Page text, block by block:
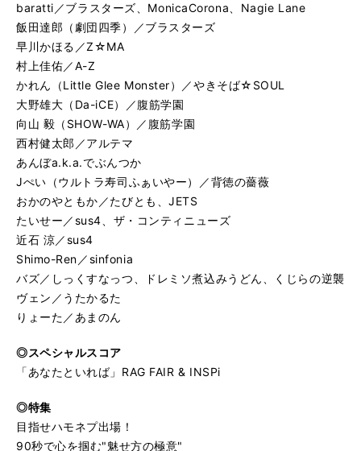
baratti／ブラスターズ、MonicaCorona、Nagie Lane
飯田達郎（劇団四季）／ブラスターズ
早川かほる／Z☆MA
村上佳佑／A-Z
かれん（Little Glee Monster）／やきそば☆SOUL
大野雄大（Da-iCE）／腹筋学園
向山 毅（SHOW-WA）／腹筋学園
西村健太郎／アルテマ
あんぼa.k.a.でぶんつか
Jぺい（ウルトラ寿司ふぁいやー）／背徳の薔薇
おかのやともか／たびとも、JETS
たいせー／sus4、ザ・コンティニューズ
近石 涼／sus4
Shimo-Ren／sinfonia
バズ／しっくすなっつ、ドレミソ煮込みうどん、くじらの逆襲
ヴェン／うたかるた
りょーた／あまのん
◎スペシャルスコア
「あなたといれば」RAG FAIR & INSPi
◎特集
目指せハモネプ出場！
90秒で心を掴む"魅せ方の極意"